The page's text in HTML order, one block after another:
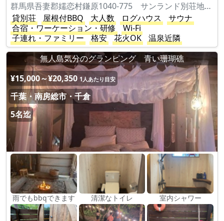
群馬県吾妻郡嬬恋村鎌原1040-775 サンランド別荘地S45-2
貸別荘
屋根付BBQ 大人数 ログハウス
サウナ
合宿・ワーケーション・研修
Wi-Fi
子連れ・ファミリー
格安 花火OK
温泉近隣
無人島気分のグランピング 青い珊瑚礁
¥15,000～¥20,350 1人あたり目安
千葉・南房総市・千倉
5名迄
雨でもbbqできます 清潔なトイレ 室内シャワー